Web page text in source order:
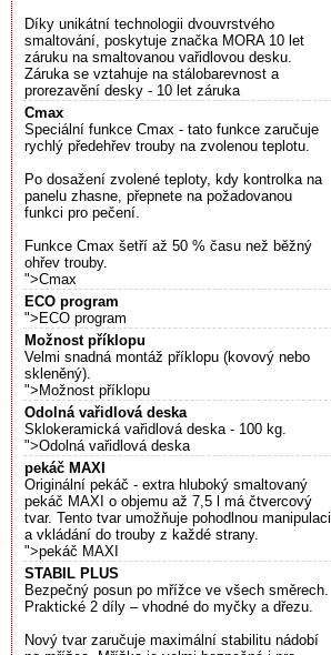
Díky unikátní technologii dvouvrstvého
smaltování, poskytuje značka MORA 10 let
záruku na smaltovanou vařidlovou desku.
Záruka se vztahuje na stálobarevnost a
prorezavění desky - 10 let záruka
Cmax
Speciální funkce Cmax - tato funkce zaručuje
rychlý předehřev trouby na zvolenou teplotu.
Po dosažení zvolené teploty, kdy kontrolka na
panelu zhasne, přepnete na požadovanou
funkci pro pečení.
Funkce Cmax šetří až 50 % času než běžný
ohřev trouby.
">Cmax
ECO program
">ECO program
Možnost příklopu
Velmi snadná montáž příklopu (kovový nebo
skleněný).
">Možnost příklopu
Odolná vařidlová deska
Sklokeramická vařidlová deska - 100 kg.
">Odolná vařidlová deska
pekáč MAXI
Originální pekáč - extra hluboký smaltovaný
pekáč MAXI o objemu až 7,5 l má čtvercový
tvar. Tento tvar umožňuje pohodlnou manipulaci
a vkládání do trouby z každé strany.
">pekáč MAXI
STABIL PLUS
Bezpečný posun po mřížce ve všech směrech.
Praktické 2 díly – vhodné do myčky a dřezu.
Nový tvar zaručuje maximální stabilitu nádobí